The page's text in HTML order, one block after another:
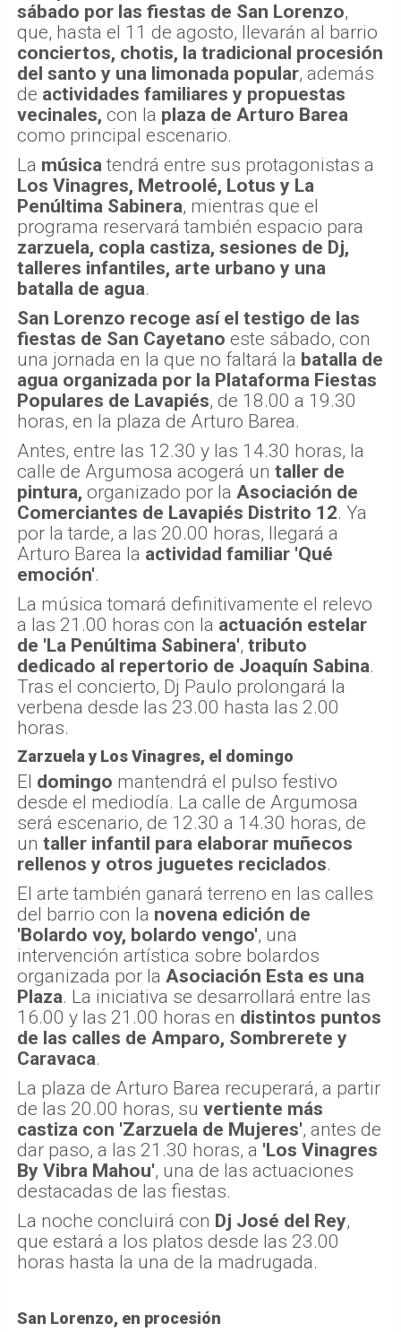
sábado por las fiestas de San Lorenzo,
que, hasta el 11 de agosto, llevarán al barrio
conciertos, chotis, la tradicional procesión
del santo y una limonada popular, además
de actividades familiares y propuestas
vecinales, con la plaza de Arturo Barea
como principal escenario.
La músicatendrá entre sus protagonistas a
Los Vinagres, Metroolé, Lotus y La
Penúltima Sabinera, mientras que el
programa reservará también espacio para
zarzuela, copla castiza, sesiones de Dj,
talleres infantiles, arte urbano y una
batalla de agua.
San Lorenzo recoge así el testigo de las
fiestas de San Cayetano este sábado, con
una jornada en la que no faltará la batalla de
agua organizada por la Plataforma Fiestas
Populares de Lavapiés, de 18.00 a 19.30
horas, en la plaza de Arturo Barea.
Antes, entre las 12.30 y las 14.30 horas, la
calle de Argumosa acogerá un taller de
pintura, organizado por la Asociación de
Comerciantes de Lavapiés Distrito 12. Ya
por la tarde, a las 20.00 horas, llegará a
Arturo Barea la actividad familiar 'Qué
emoción'.
La música tomará definitivamente el relevo
a las 21.00 horas con la actuación estelar
de 'La Penúltima Sabinera', tributo
dedicado al repertorio de Joaquín Sabina.
Tras el concierto, Dj Paulo prolongará la
verbena desde las 23.00 hasta las 2.00
horas.
Zarzuela y Los Vinagres, el domingo
El domingo mantendrá el pulso festivo
desde el mediodía. La calle de Argumosa
será escenario, de 12.30 a 14.30 horas, de
un taller infantil para elaborar muñecos
rellenos y otros juguetes reciclados.
El arte también ganará terreno en las calles
del barrio con la novena edición de
'Bolardo voy, bolardo vengo', una
intervención artística sobre bolardos
organizada por la Asociación Esta es una
Plaza. La iniciativa se desarrollará entre las
16.00 y las 21.00 horas en distintos puntos
de las calles de Amparo, Sombrerete y
Caravaca.
La plaza de Arturo Barea recuperará, a partir
de las 20.00 horas, su vertiente más
castiza con 'Zarzuela de Mujeres', antes de
dar paso, a las 21.30 horas, a 'Los Vinagres
By Vibra Mahou', una de las actuaciones
destacadas de las fiestas.
La noche concluirá con Dj José del Rey,
que estará a los platos desde las 23.00
horas hasta la una de la madrugada.
San Lorenzo, en procesión